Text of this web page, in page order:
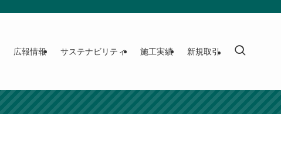
広報情報 サステナビリティ 施工実績 新規取引